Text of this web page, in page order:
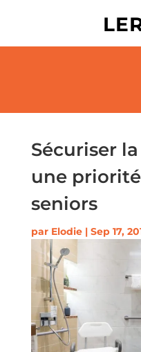
Sécuriser
une
seniors
par Elodie| Sep 17,